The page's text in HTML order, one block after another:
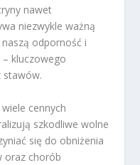
nawet
niezwykle ważną
odporność i
– kluczowego
stawów.
cennych
szkodliwe wolne
się do obniżenia
oraz chorób